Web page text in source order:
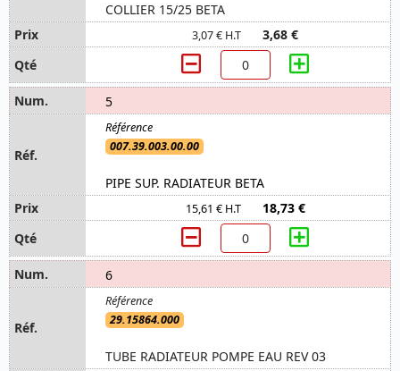
COLLIER 15/25 BETA
3,07 € H.T 3,68 €
5
007.39.003.00.00
PIPE SUP. RADIATEUR BETA
15,61 € H.T 18,73 €
6
29.15864.000
TUBE RADIATEUR POMPE EAU REV 03